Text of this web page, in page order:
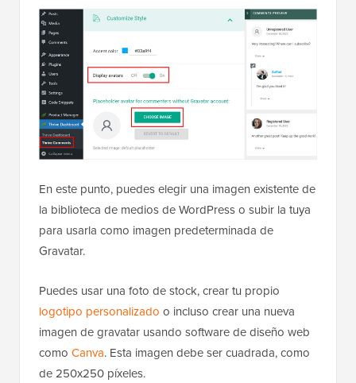
En este punto, puedes elegir una imagen existente de
la biblioteca de medios de WordPress o subir la tuya
para usarla como imagen predeterminada de
Gravatar.
Puedes usar una foto de stock, crear tu propio
logotipo personalizado o incluso crear una nueva
imagen de gravatar usando software de diseño web
como Canva. Esta imagen debe ser cuadrada, como
de 250x250 píxeles.